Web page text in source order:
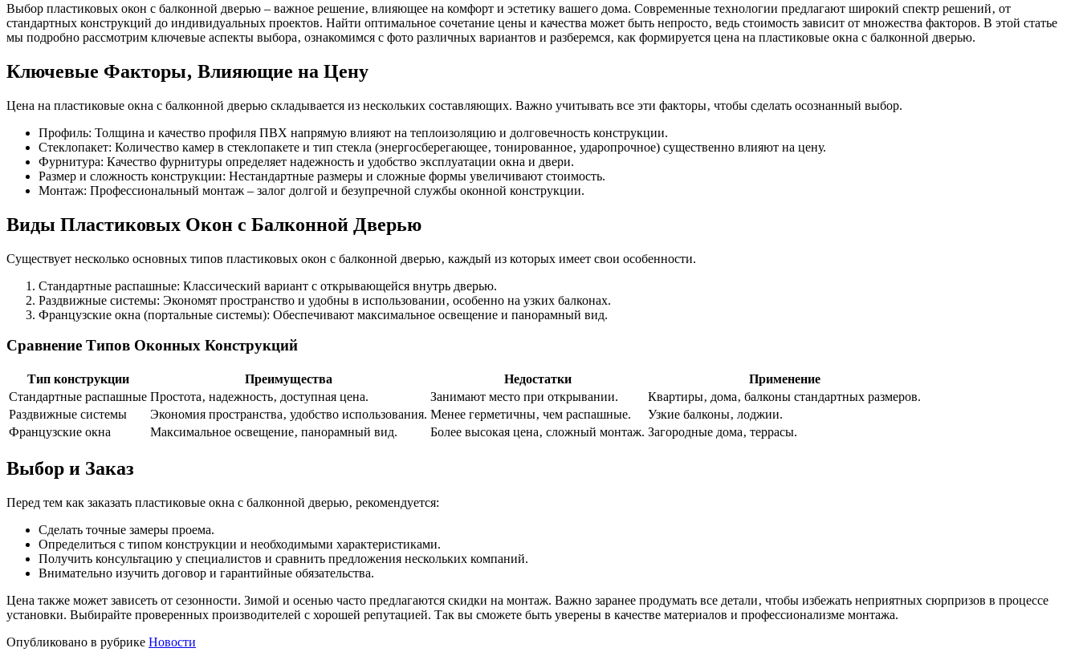
Выбор пластиковых окон с балконной дверью – важное решение‚ влияющее на комфорт и эстетику вашего дома. Современные технологии предлагают широкий спектр решений‚ от
стандартных конструкций до индивидуальных проектов. Найти оптимальное сочетание цены и качества может быть непросто‚ ведь стоимость зависит от множества факторов. В этой статье
мы подробно рассмотрим ключевые аспекты выбора‚ ознакомимся с фото различных вариантов и разберемся‚ как формируется цена на пластиковые окна с балконной дверью.
Ключевые Факторы‚ Влияющие на Цену
Цена на пластиковые окна с балконной дверью складывается из нескольких составляющих. Важно учитывать все эти факторы‚ чтобы сделать осознанный выбор.
Профиль: Толщина и качество профиля ПВХ напрямую влияют на теплоизоляцию и долговечность конструкции.
Стеклопакет: Количество камер в стеклопакете и тип стекла (энергосберегающее‚ тонированное‚ ударопрочное) существенно влияют на цену.
Фурнитура: Качество фурнитуры определяет надежность и удобство эксплуатации окна и двери.
Размер и сложность конструкции: Нестандартные размеры и сложные формы увеличивают стоимость.
Монтаж: Профессиональный монтаж – залог долгой и безупречной службы оконной конструкции.
Виды Пластиковых Окон с Балконной Дверью
Существует несколько основных типов пластиковых окон с балконной дверью‚ каждый из которых имеет свои особенности.
Стандартные распашные: Классический вариант с открывающейся внутрь дверью.
Раздвижные системы: Экономят пространство и удобны в использовании‚ особенно на узких балконах.
Французские окна (портальные системы): Обеспечивают максимальное освещение и панорамный вид.
Сравнение Типов Оконных Конструкций
Тип конструкции Преимущества Недостатки
Применение
Стандартные распашные Простота‚ надежность‚ доступная цена. Занимают место при открывании.
Квартиры‚ дома‚ балконы стандартных размеров.
Раздвижные системы
Экономия пространства‚ удобство использования. Менее герметичны‚ чем распашные.
Узкие балконы‚ лоджии.
Французские окна
Максимальное освещение‚ панорамный вид. Более высокая цена‚ сложный монтаж. Загородные дома‚ террасы.
Выбор и Заказ
Перед тем как заказать пластиковые окна с балконной дверью‚ рекомендуется:
Сделать точные замеры проема.
Определиться с типом конструкции и необходимыми характеристиками.
Получить консультацию у специалистов и сравнить предложения нескольких компаний.
Внимательно изучить договор и гарантийные обязательства.
Цена также может зависеть от сезонности. Зимой и осенью часто предлагаются скидки на монтаж. Важно заранее продумать все детали‚ чтобы избежать неприятных сюрпризов в процессе
установки. Выбирайте проверенных производителей с хорошей репутацией. Так вы сможете быть уверены в качестве материалов и профессионализме монтажа.
Опубликовано в рубрике Новости